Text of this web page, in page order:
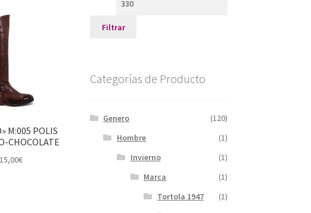
M:005 POLIS
CHOCOLATE
€
Filtrar
Categorías de Producto
Genero
(120)
Hombre
(1)
Invierno
(1)
Marca
(1)
Tortola 1947
(1)